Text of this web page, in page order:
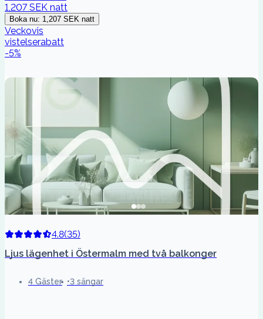
1,207 SEK natt
Boka nu: 1,207 SEK natt
Veckovis
vistelserabatt
-5%
4.8(35)
Ljus lägenhet i Östermalm med två balkonger
4 Gäster 3 sängar